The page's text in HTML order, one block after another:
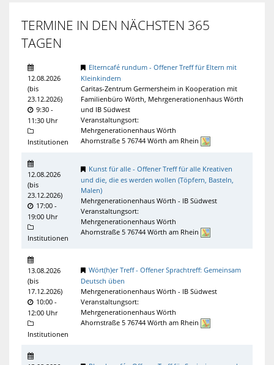
TERMINE IN DEN NÄCHSTEN 365
TAGEN
12.08.2026
(bis
23.12.2026)
9:30 -
11:30 Uhr
Institutionen
Elterncafé rundum - Offener Treff für Eltern mit
Kleinkindern
Caritas-Zentrum Germersheim in Kooperation mit
Familienbüro Wörth, Mehrgenerationenhaus Wörth
und IB Südwest
Veranstaltungsort:
Mehrgenerationenhaus Wörth
Ahornstraße 5 76744 Wörth am Rhein
12.08.2026
(bis
23.12.2026)
17:00 -
19:00 Uhr
Institutionen
Kunst für alle - Offener Treff für alle Kreativen
und die, die es werden wollen (Töpfern, Basteln,
Malen)
Mehrgenerationenhaus Wörth - IB Südwest
Veranstaltungsort:
Mehrgenerationenhaus Wörth
Ahornstraße 5 76744 Wörth am Rhein
13.08.2026
(bis
17.12.2026)
10:00 -
12:00 Uhr
Institutionen
Wört(h)er Treff - Offener Sprachtreff: Gemeinsam
Deutsch üben
Mehrgenerationenhaus Wörth - IB Südwest
Veranstaltungsort:
Mehrgenerationenhaus Wörth
Ahornstraße 5 76744 Wörth am Rhein